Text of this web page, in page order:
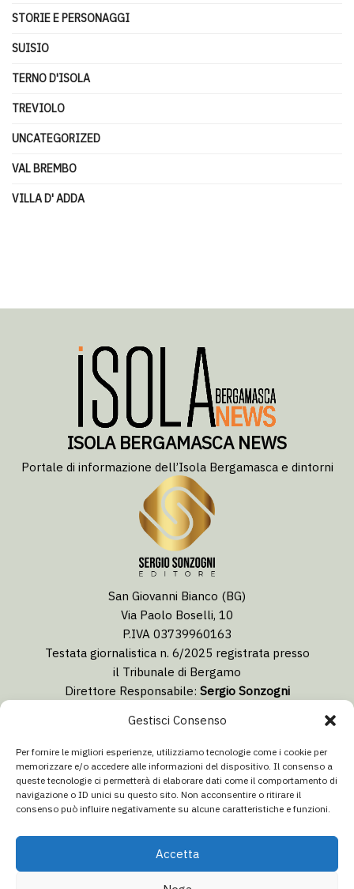
Gestisci Consenso
Per fornire le migliori esperienze, utilizziamo tecnologie come i cookie per
memorizzare e/o accedere alle informazioni del dispositivo. Il consenso a
queste tecnologie ci permetterà di elaborare dati come il comportamento di
navigazione o ID unici su questo sito. Non acconsentire o ritirare il
consenso può influire negativamente su alcune caratteristiche e funzioni.
Accetta
STORIE E PERSONAGGI
SUISIO
TERNO D'ISOLA
TREVIOLO
UNCATEGORIZED
VAL BREMBO
VILLA D' ADDA
ISOLA BERGAMASCA NEWS
Portale di informazione dell’Isola Bergamasca e dintorni
San Giovanni Bianco (BG)
Via Paolo Boselli, 10
P.IVA 03739960163
Testata giornalistica n. 6/2025 registrata presso
il Tribunale di Bergamo
Direttore Responsabile: Sergio Sonzogni
redazione@isolabergamascanews.it
info@italiacommunication.com
Telefono: 0345 41834